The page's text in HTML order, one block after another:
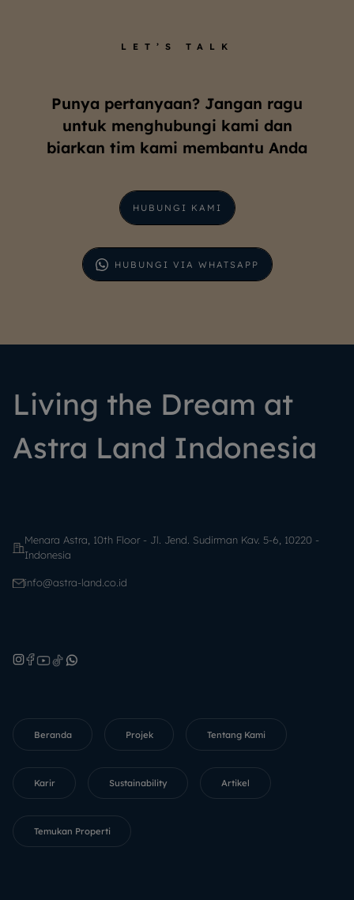
LET’S TALK
Punya pertanyaan? Jangan ragu
untuk menghubungi kami dan
biarkan tim kami membantu Anda
HUBUNGI KAMI
HUBUNGI VIA WHATSAPP
Living the Dream at
Astra Land Indonesia
Menara Astra, 10th Floor - Jl. Jend. Sudirman Kav. 5-6, 10220 -
Indonesia
info@astra-land.co.id
Beranda Projek Tentang Kami
Karir Sustainability Artikel
Temukan Properti